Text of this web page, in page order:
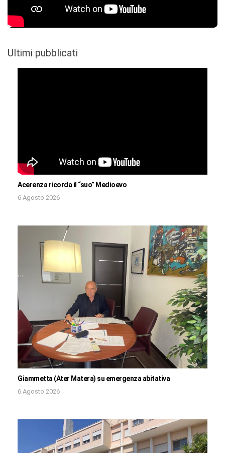
Ultimi pubblicati
Acerenza ricorda il “suo” Medioevo
6 Agosto 2026
Giammetta (Ater Matera) su emergenza abitativa
6 Agosto 2026